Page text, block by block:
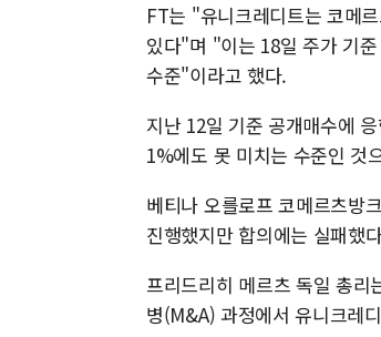
FT는 "유니크레디트는 코메
있다"며 "이는 18일 주가 기
수준"이라고 했다.
지난 12일 기준 공개매수에
1%에도 못 미치는 수준인 것
베티나 오를로프 코메르츠방
진행했지만 합의에는 실패했
프리드리히 메르츠 독일 총
병(M&A) 과정에서 유니크레